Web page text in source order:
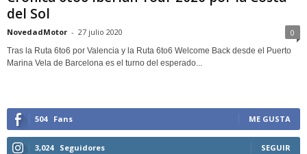
del Sol
NovedadMotor - 27 julio 2020 0
Tras la Ruta 6to6 por Valencia y la Ruta 6to6 Welcome Back desde el Puerto
Marina Vela de Barcelona es el turno del esperado...
504 Fans ME GUSTA
3,024 Seguidores SEGUIR